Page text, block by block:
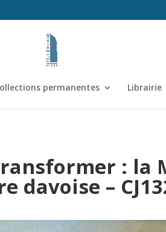
permanentes Librairie
: la
davoise –